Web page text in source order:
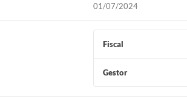
01/07/2024
Fiscal
Gestor